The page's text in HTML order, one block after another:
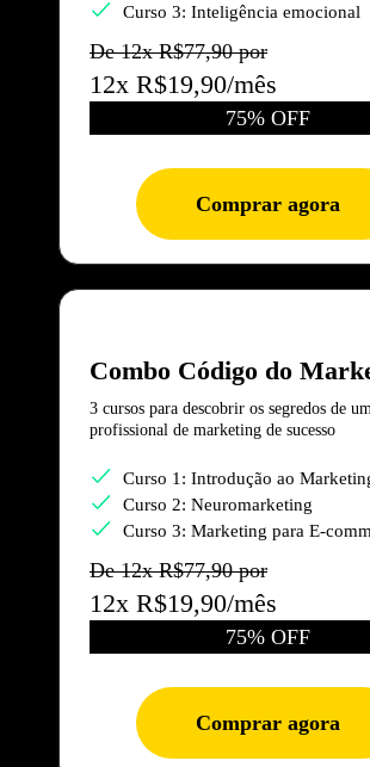
Curso 3: Inteligência emocional
De 12x R$77,90 por
12x R$19,90/mês
75% OFF
Comprar agora
Combo Código do
3 cursos para descobrir os segredos de
profissional de marketing de sucesso
Curso 1: Introdução ao
Curso 2: Neuromarketing
Curso 3: Marketing para E-
De 12x R$77,90 por
12x R$19,90/mês
75% OFF
Comprar agora